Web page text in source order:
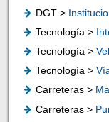
DGT >
Tecnología >
Tecnología >
Tecnología >
Carreteras >
Carreteras >